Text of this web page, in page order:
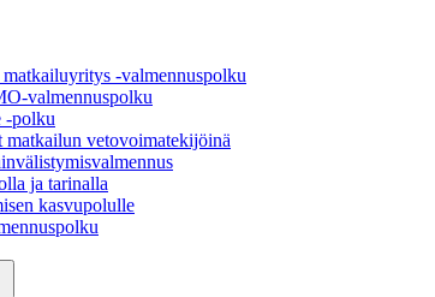
-valmennuspolku
valmennuspolku
-polku
vetovoimatekijöinä
ja tarinalla
kasvupolulle